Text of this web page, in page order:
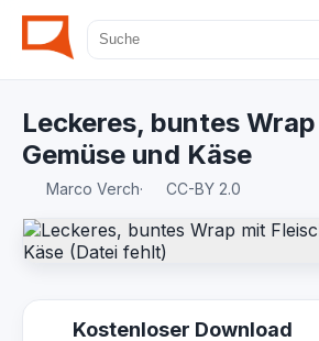
Leckeres, buntes
Gemüse und Käse
Marco Verch· CC-BY 2.0
Kostenloser Download